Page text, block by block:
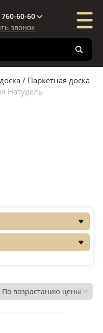
60-60
звонок
/ Паркетная доска
Натурель